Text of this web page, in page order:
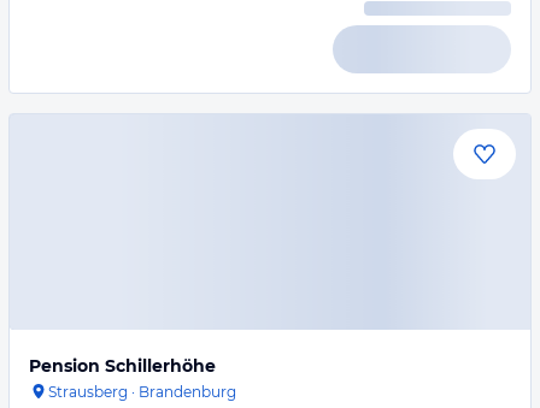
Pension Schillerhöhe
Strausberg · Brandenburg